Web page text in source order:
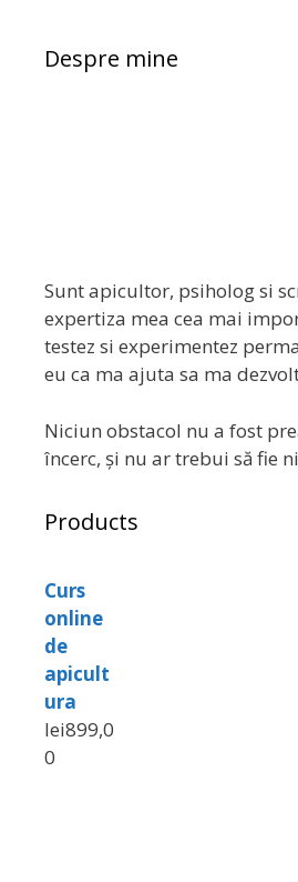
Despre mine
Sunt apicultor, psiholog si
expertiza mea cea mai
testez si experimentez
eu ca ma ajuta sa ma
Niciun obstacol nu a fost
încerc, și nu ar trebui să fie
Products
Curs
online
de
apicult
ura
lei899,0
0